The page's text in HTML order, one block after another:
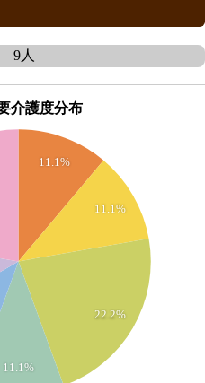
9人
介護度分布
11.1%
11.1%
22.2%
11.1%